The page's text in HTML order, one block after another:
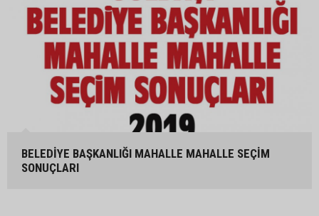
BELEDİYE BAŞKANLIĞI MAHALLE MAHALLE SEÇİM
SONUÇLARI